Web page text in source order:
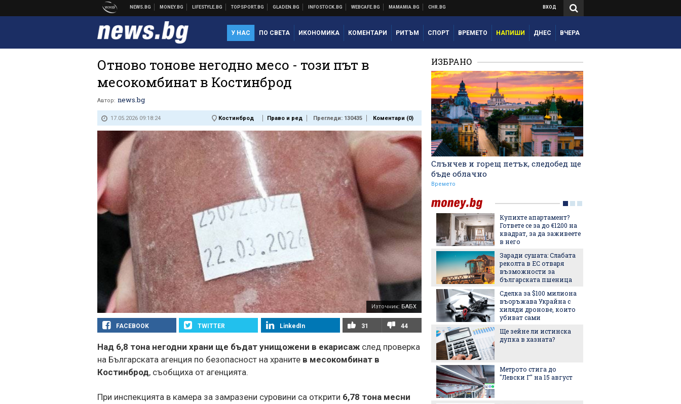
ВХОД
У НАС ПО СВЕТА ИКОНОМИКА КОМЕНТАРИ РИТЪМ СПОРТ ВРЕМЕТО НАПИШИ ДНЕС ВЧЕРА
Отново тонове негодно месо - този път в
месокомбинат в Костинброд
Автор: news.bg
17.05.2026 09:18:24 Костинброд Право и ред Прегледи: 130435 Коментари (0)
Източник: БАБХ
FACEBOOK TWITTER LinkedIn 31 44
Над 6,8 тона негодни храни ще бъдат унищожени в екарисаж след проверка
на Българската агенция по безопасност на храните в месокомбинат в
Костинброд, съобщиха от агенцията.
При инспекцията в камера за замразени суровини са открити 6,78 тона месни
ИЗБРАНО
Слънчев и горещ петък, следобед ще
бъде облачно
Времето
Макаби Тел Авив срещу
ЦСКА, "жълтите" на
колене!
Левски преминава в
съвсем друга финансова
орбита, ако отстрани
Кайрат
Смут в лагера на Арсенал
Трудният съперник на
Макаби Тел Авив?
разминал с трансфер
Купихте апартамент?
Гответе се за до €1200 на
квадрат, за да заживеете
в него
Заради сушата: Слабата
реколта в ЕС отваря
възможности за
българската пшеница
Сделка за $100 милиона
въоръжава Украйна с
хиляди дронове, които
убиват сами
Ще зейне ли истинска
дупка в хазната?
Метрото стига до
"Левски Г" на 15 август